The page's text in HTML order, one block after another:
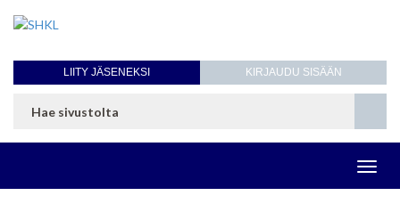
KIRJAUDU SISÄÄN
LIITY JÄSENEKSI